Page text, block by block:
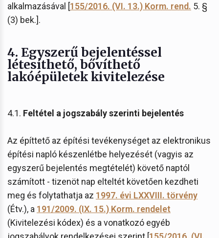
alkalmazásával [155/2016. (VI. 13.) Korm. rend. 5. §
(3) bek.].
4. Egyszerű bejelentéssel
létesíthető, bővíthető
lakóépületek kivitelezése
4.1. Feltétel a jogszabály szerinti bejelentés
Az építtető az építési tevékenységet az elektronikus
építési napló készenlétbe helyezését (vagyis az
egyszerű bejelentés megtételét) követő naptól
számított - tizenöt nap elteltét követően kezdheti
meg és folytathatja az 1997. évi LXXVIII. törvény
(Étv.), a 191/2009. (IX. 15.) Korm. rendelet
(Kivitelezési kódex) és a vonatkozó egyéb